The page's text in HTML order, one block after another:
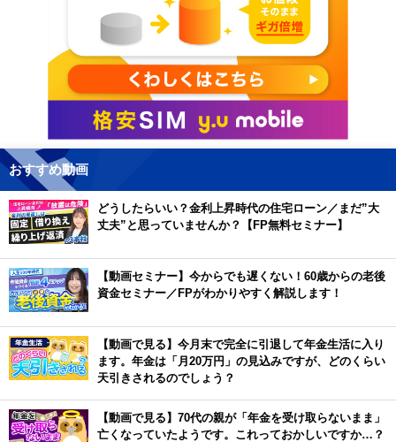
おすすめ動画
どうしたらいい？金利上昇時代の住宅ローン／まだ”大
丈夫”と思っていませんか？【FP無料セミナー】
【動画セミナー】今からでも遅くない！60歳からの老後
資金セミナー／FPがわかりやすく解説します！
【動画で見る】今月末で完全に引退して年金生活に入り
ます。年金は「月20万円」の見込みですが、どのくらい
天引きされるのでしょう？
【動画で見る】70代の親が「年金を受け取らないまま」
亡くなっていたようです。これっておかしいですか…？